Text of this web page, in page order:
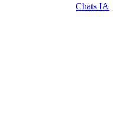
Chats IA